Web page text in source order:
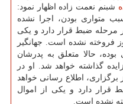
شبنم نعمت زاده اظهار نمود:
متواری بودن، اجرا نشده
مرحله ضبط قرار دارد و یکی
فروخته نشده است. جهانگیر
حالا متعلق به پدرشان
ماه به مزایده گذاشته خواهد شد. او در
برگزاری، اطلاع رسانی خواهد
قرار دارد و یکی از اموال
نشده است.